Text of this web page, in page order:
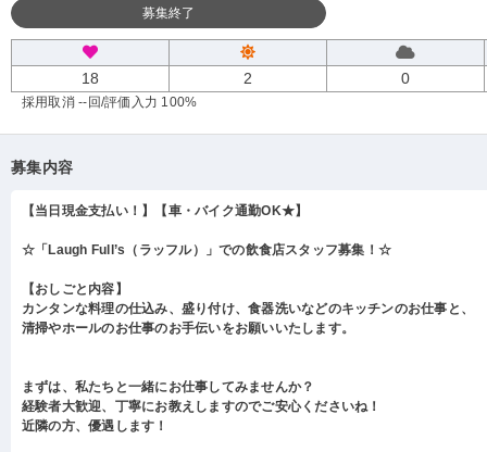
募集終了
18 2 0
採用取消 --回/評価入力 100%
募集内容
【当日現金支払い！】【車・バイク通勤OK★】
☆「Laugh Full’s（ラッフル）」での飲食店スタッフ募集！☆
【おしごと内容】
カンタンな料理の仕込み、盛り付け、食器洗いなどのキッチンのお仕事と、
清掃やホールのお仕事のお手伝いをお願いいたします。
まずは、私たちと一緒にお仕事してみませんか？
経験者大歓迎、丁寧にお教えしますのでご安心くださいね！
近隣の方、優遇します！